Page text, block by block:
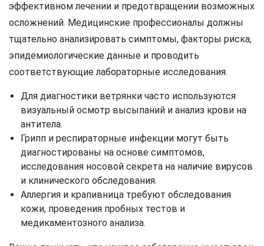
эффективном лечении и предотвращении возможных
осложнений. Медицинские профессионалы должны
тщательно анализировать симптомы, факторы риска,
эпидемиологические данные и проводить
соответствующие лабораторные исследования.
Для диагностики ветрянки часто используются
визуальный осмотр высыпаний и анализ крови на
антитела.
Грипп и респираторные инфекции могут быть
диагностированы на основе симптомов,
исследования носовой секрета на наличие вирусов
и клинического обследования.
Аллергия и крапивница требуют обследования
кожи, проведения пробных тестов и
медикаментозного анализа.